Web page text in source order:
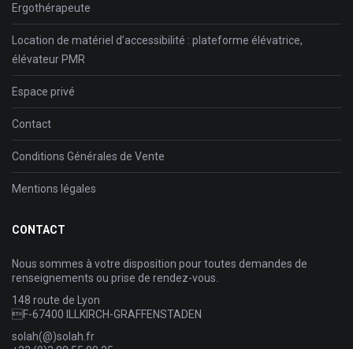
Ergothérapeute
Location de matériel d’accessibilité : plateforme élévatrice,
élévateur PMR
Espace privé
Contact
Conditions Générales de Vente
Mentions légales
CONTACT
Nous sommes à votre disposition pour toutes demandes de
renseignements ou prise de rendez-vous.
148 route de Lyon
F-67400 ILLKIRCH-GRAFFENSTADEN
solah(@)solah.fr